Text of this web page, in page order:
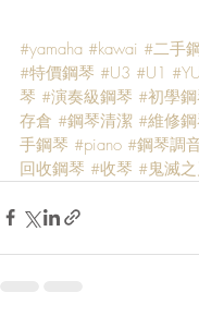
#yamaha #kawai #二手
#特價鋼琴 #U3 #U1
琴 #演奏級鋼琴 #初學
存倉 #鋼琴清潔 #維修
手鋼琴 #piano #鋼琴調
回收鋼琴 #收琴 #鬼滅